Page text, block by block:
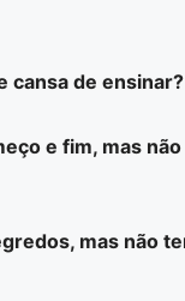
cansa de ensinar?
e fim, mas não
mas não